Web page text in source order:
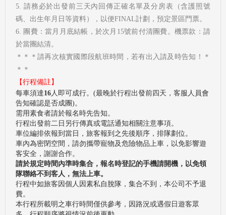
5. 請務必於出發前三天內回傳正確名單及分房表（含護照號
碼、出生年月日等資料），以便FINAL計劃，預定景區門票。
6. 團費：當月月底結帳，於次月15號前付清團費。機票款：請
於當團結清。
＊＊＊請再次核實國際段航班時間，若有出入請及時告知！＊
＊＊
【行程備註】
每車須達16人即可成行。(最晚於行程出發前四天，客服人員會
告知確認是否成團)。
需用素食者請於報名時先告知。
行程出發前二日另行傳真或電話通知相關注意事項。
車位編排依報到當日，旅客報到之先後順序，排隊劃位。
車內為密閉空間，請勿攜帶寵物及危險物品上車，以免影響遊
客安全，謝謝合作。
請於規定時間內準時集合，報名時登記的手機請開機，以免領
隊聯絡不到客人，無法上車。
行程中如旅客因個人因素私自脫隊，集合不到，本公司不予退
費。
本行程所載明之車行時間僅供參考，因路況或遇假日遊客眾